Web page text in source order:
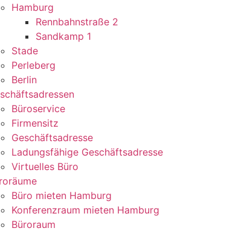
Hamburg
Rennbahnstraße 2
Sandkamp 1
Stade
Perleberg
Berlin
Büroservice
Firmensitz
Geschäftsadresse
Ladungsfähige Geschäftsadresse
Virtuelles Büro
Büro mieten Hamburg
Konferenzraum mieten Hamburg
Büroraum